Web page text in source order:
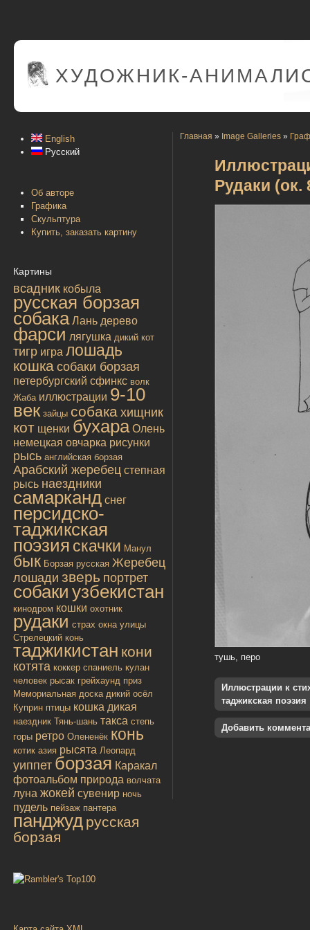
ХУДОЖНИК-
English
Русский
Об авторе
Графика
Скульптура
Купить, заказать картину
Картины
всадник кобыла
русская борзая
собака Лань дерево
фарси лягушка дикий кот
тигр игра лошадь
кошка собаки борзая
петербургский сфинкс волк
Жаба иллюстрации 9-10
век зайцы собака хищник
кот щенки бухара Олень
немецкая овчарка рисунки
рысь английская борзая
Арабский жеребец степная
рысь наездники
самарканд снег
персидско-
таджикская
поэзия скачки Манул
бык Борзая русская Жеребец
лошади зверь портрет
собаки узбекистан
кинодром кошки охотник
рудаки страх окна улицы
Стрелецкий конь
таджикистан кони
котята коккер спаниель кулан
человек рысак грейхаунд приз
Мемориальная доска дикий осёл
Куприн птицы кошка дикая
наездник Тянь-шань такса степь
горы ретро Олененёк конь
котик азия рысята Леопард
уиппет борзая Каракал
фотоальбом природа волчата
луна жокей сувенир ночь
пудель пейзаж пантера
панджуд русская
борзая
Главная » Image Galleries »
Рудаки (ок.
тушь, перо
Иллюстрации к
таджикская поэзия
Добавить